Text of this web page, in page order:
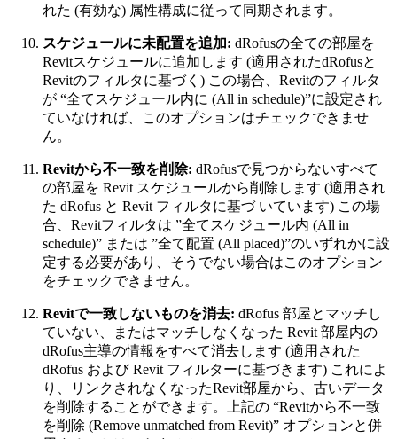
れた (有効な) 属性構成に従って同期されます。
スケジュールに未配置を追加: dRofusの全ての部屋を
Revitスケジュールに追加します (適用されたdRofusと
Revitのフィルタに基づく) この場合、Revitのフィルタ
が “全てスケジュール内に (All in schedule)”に設定され
ていなければ、このオプションはチェックできませ
ん。
Revitから不一致を削除: dRofusで見つからないすべて
の部屋を Revit スケジュールから削除します (適用され
た dRofus と Revit フィルタに基づ いています) この場
合、Revitフィルタは ”全てスケジュール内 (All in
schedule)” または ”全て配置 (All placed)”のいずれかに設
定する必要があり、そうでない場合はこのオプション
をチェックできません。
Revitで一致しないものを消去: dRofus 部屋とマッチし
ていない、またはマッチしなくなった Revit 部屋内の
dRofus主導の情報をすべて消去します (適用された
dRofus および Revit フィルターに基づきます) これによ
り、リンクされなくなったRevit部屋から、古いデータ
を削除することができます。上記の “Revitから不一致
を削除 (Remove unmatched from Revit)” オプションと併